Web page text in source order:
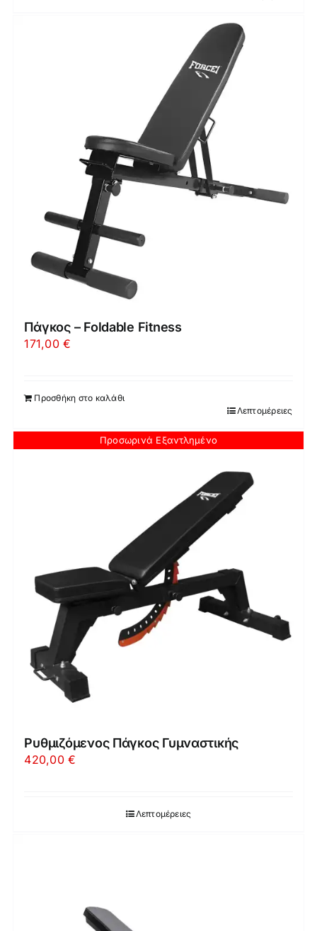
Πάγκος – Foldable Fitness
171,00€
Προσθήκη στο καλάθι
Λεπτομέρειες
Προσωρινά Εξαντλημένο
Ρυθμιζόμενος Πάγκος Γυμναστικής
420,00€
Λεπτομέρειες